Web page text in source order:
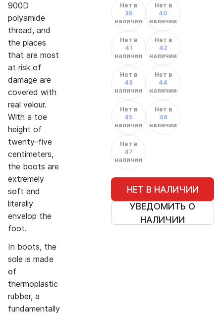
900D
polyamide
thread, and
the places
that are most
at risk of
damage are
covered with
real velour.
With a toe
height of
twenty-five
centimeters,
the boots are
extremely
soft and
literally
envelop the
foot.
In boots, the
sole is made
of
thermoplastic
rubber, a
fundamentally
39
Нет в
наличии
40
Нет в
наличии
41
Нет в
наличии
42
Нет в
наличии
43
Нет в
наличии
44
Нет в
наличии
45
Нет в
наличии
46
Нет в
наличии
47
Нет в
наличии
НЕТ В НАЛИЧИИ
УВЕДОМИТЬ О
НАЛИЧИИ